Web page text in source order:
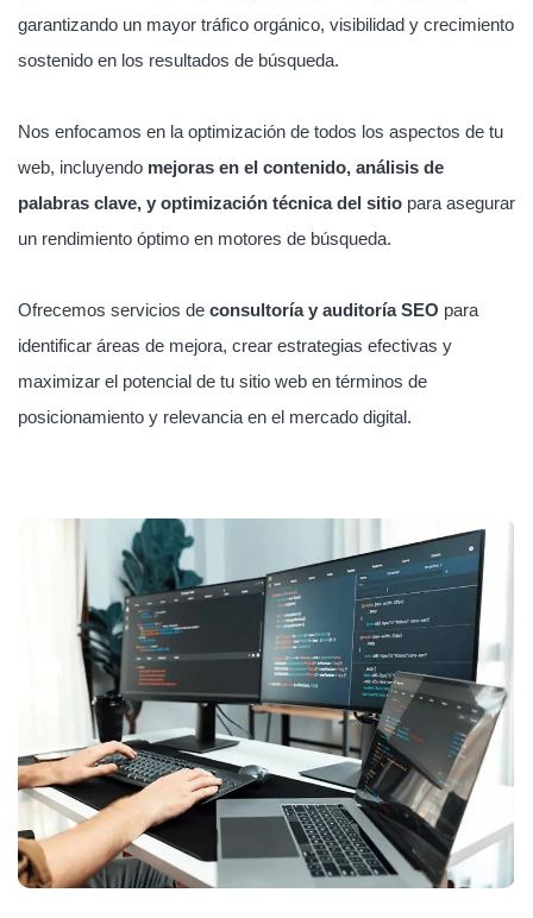
garantizando un mayor tráfico orgánico, visibilidad y crecimiento
sostenido en los resultados de búsqueda.
Nos enfocamos en la optimización de todos los aspectos de tu
web, incluyendo mejoras en el contenido, análisis de
palabras clave, y optimización técnica del sitio para asegurar
un rendimiento óptimo en motores de búsqueda.
Ofrecemos servicios de consultoría y auditoría SEO para
identificar áreas de mejora, crear estrategias efectivas y
maximizar el potencial de tu sitio web en términos de
posicionamiento y relevancia en el mercado digital.